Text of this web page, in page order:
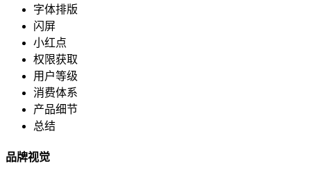
字体排版
闪屏
小红点
权限获取
用户等级
消费体系
产品细节
总结
品牌视觉